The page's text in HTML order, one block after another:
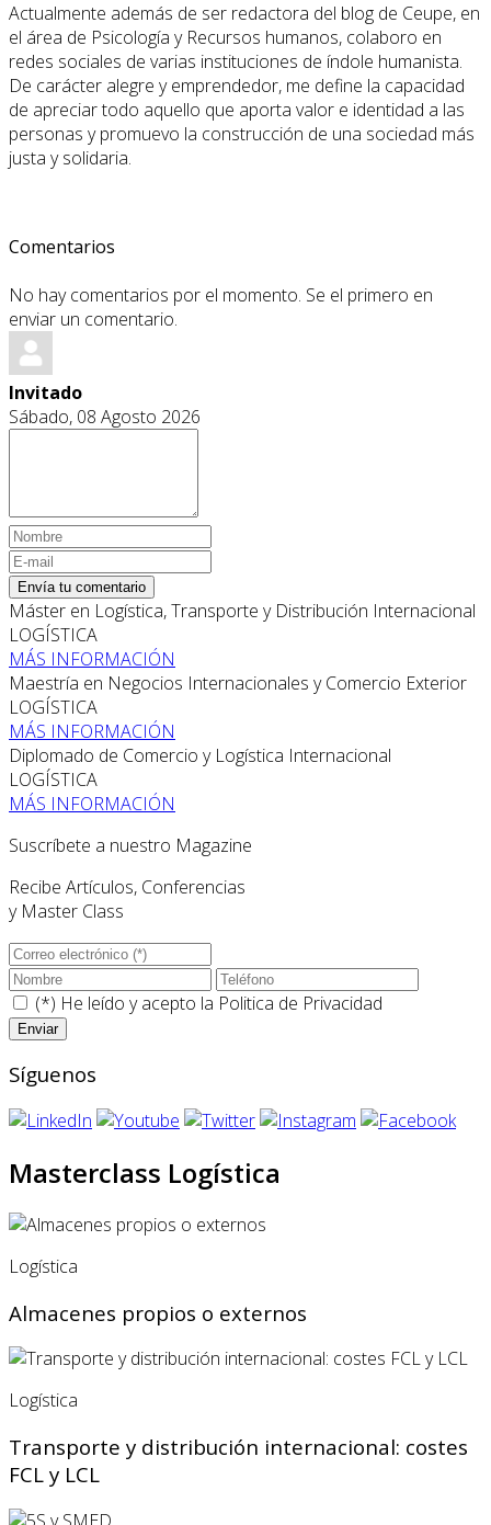
Actualmente además de ser redactora del blog de Ceupe, en
el área de Psicología y Recursos humanos, colaboro en
redes sociales de varias instituciones de índole humanista.
De carácter alegre y emprendedor, me define la capacidad
de apreciar todo aquello que aporta valor e identidad a las
personas y promuevo la construcción de una sociedad más
justa y solidaria.
Comentarios
No hay comentarios por el momento. Se el primero en
enviar un comentario.
Invitado
Sábado, 08 Agosto 2026
Envía tu comentario
Máster en Logística, Transporte y Distribución Internacional
LOGÍSTICA
MÁS INFORMACIÓN
Maestría en Negocios Internacionales y Comercio Exterior
LOGÍSTICA
MÁS INFORMACIÓN
Diplomado de Comercio y Logística Internacional
LOGÍSTICA
MÁS INFORMACIÓN
Suscríbete a nuestro Magazine
Recibe Artículos, Conferencias
y Master Class
(*) He leído y acepto la Politica de Privacidad
Síguenos
Masterclass Logística
Logística
Almacenes propios o externos
Logística
Transporte y distribución internacional: costes
FCL y LCL